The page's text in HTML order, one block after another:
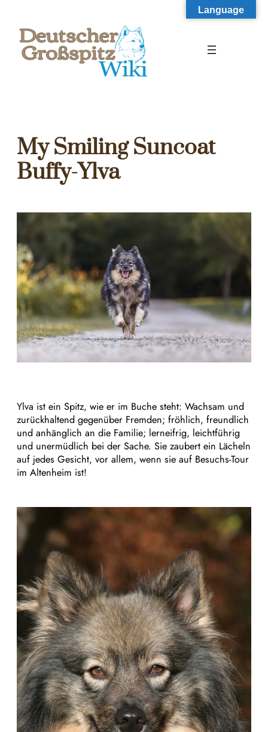
springen
My Smiling Suncoat
Buffy-Ylva
Ylva ist ein Spitz, wie er im Buche steht: Wachsam und
zurückhaltend gegenüber Fremden; fröhlich, freundlich
und anhänglich an die Familie; lerneifrig, leichtführig
und unermüdlich bei der Sache. Sie zaubert ein Lächeln
auf jedes Gesicht, vor allem, wenn sie auf Besuchs-Tour
im Altenheim ist!
Language